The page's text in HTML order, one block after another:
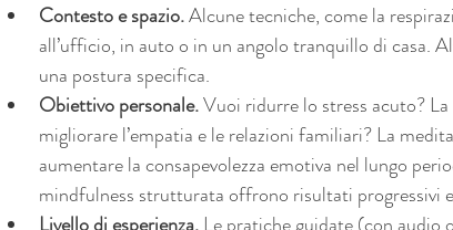
Contesto e spazio. Alcune tecniche, come la
all’ufficio, in auto o in un angolo tranquillo di casa.
una postura specifica.
Obiettivo personale. Vuoi ridurre lo stress acuto?
migliorare l’empatia e le relazioni familiari? La
aumentare la consapevolezza emotiva nel lungo
mindfulness strutturata offrono risultati progressivi